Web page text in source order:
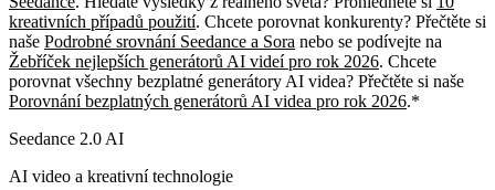
kreativních případů použití. Chcete porovnat konkurenty? Přečtěte si
naše Podrobné srovnání Seedance a Sora nebo se podívejte na
Žebříček nejlepších generátorů AI videí pro rok 2026. Chcete
porovnat všechny bezplatné generátory AI videa? Přečtěte si naše
Porovnání bezplatných generátorů AI videa pro rok 2026.*
Seedance 2.0 AI
AI video a kreativní technologie